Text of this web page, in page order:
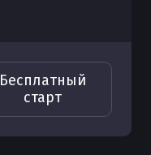
Бесплатный
старт